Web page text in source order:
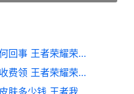
王者荣耀荣耀不能改名字如何回事 王者荣耀荣耀不死凤凰称号获得条件
王者荣耀荣耀大司命如何不收费领 王者荣耀荣耀大仙玩司空震